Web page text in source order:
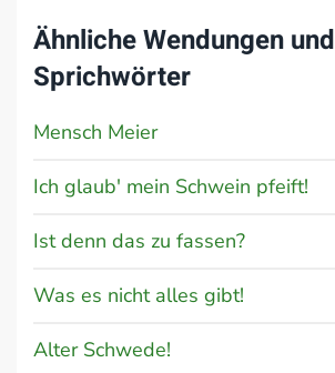
Ähnliche Wendungen und
Sprichwörter
Mensch Meier
Ich glaub' mein Schwein pfeift!
Ist denn das zu fassen?
Was es nicht alles gibt!
Alter Schwede!